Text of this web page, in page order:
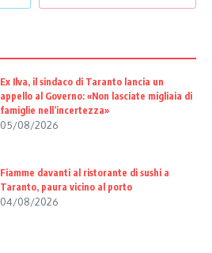
Ex Ilva, il sindaco di Taranto lancia un
appello al Governo: «Non lasciate migliaia di
famiglie nell’incertezza»
05/08/2026
Fiamme davanti al ristorante di sushi a
Taranto, paura vicino al porto
04/08/2026